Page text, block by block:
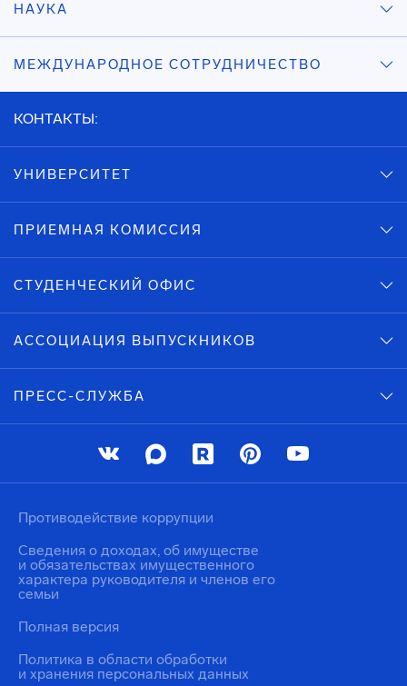
НАУКА
МЕЖДУНАРОДНОЕ СОТРУДНИЧЕСТВО
КОНТАКТЫ:
УНИВЕРСИТЕТ
ПРИЕМНАЯ КОМИССИЯ
СТУДЕНЧЕСКИЙ ОФИС
АССОЦИАЦИЯ ВЫПУСКНИКОВ
ПРЕСС-СЛУЖБА
Политика в области обработки
и хранения персональных данных
Противодействие коррупции
Сведения о доходах, об имуществе
и обязательствах имущественного
характера руководителя и членов его
семьи
Полная версия